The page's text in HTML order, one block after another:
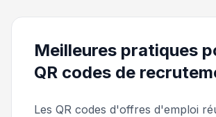
Meilleures pratiques
QR codes de
Les QR codes d'offres d'emploi